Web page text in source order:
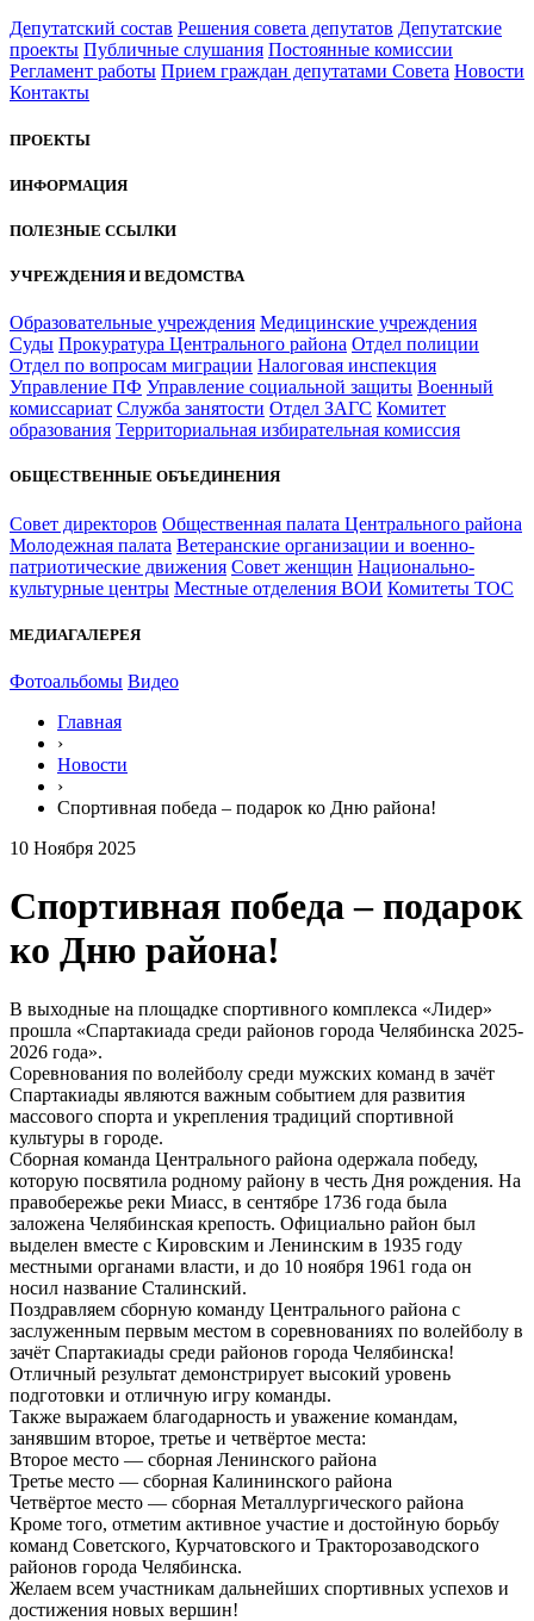
Депутатский состав Решения совета депутатов Депутатские
проекты Публичные слушания Постоянные комиссии
Регламент работы Прием граждан депутатами Совета Новости
Контакты
ПРОЕКТЫ
ИНФОРМАЦИЯ
ПОЛЕЗНЫЕ ССЫЛКИ
УЧРЕЖДЕНИЯ И ВЕДОМСТВА
Образовательные учреждения Медицинские учреждения
Суды Прокуратура Центрального района Отдел полиции
Отдел по вопросам миграции Налоговая инспекция
Управление ПФ Управление социальной защиты Военный
комиссариат Служба занятости Отдел ЗАГС Комитет
образования Территориальная избирательная комиссия
ОБЩЕСТВЕННЫЕ ОБЪЕДИНЕНИЯ
Совет директоров Общественная палата Центрального района
Молодежная палата Ветеранские организации и военно-
патриотические движения Совет женщин Национально-
культурные центры Местные отделения ВОИ Комитеты ТОС
МЕДИАГАЛЕРЕЯ
Фотоальбомы Видео
Главная
›
Новости
›
Спортивная победа – подарок ко Дню района!
10 Ноября 2025
Спортивная победа – подарок
ко Дню района!
В выходные на площадке спортивного комплекса «Лидер»
прошла «Спартакиада среди районов города Челябинска 2025-
2026 года».
Соревнования по волейболу среди мужских команд в зачёт
Спартакиады являются важным событием для развития
массового спорта и укрепления традиций спортивной
культуры в городе.
Сборная команда Центрального района одержала победу,
которую посвятила родному району в честь Дня рождения. На
правобережье реки Миасс, в сентябре 1736 года была
заложена Челябинская крепость. Официально район был
выделен вместе с Кировским и Ленинским в 1935 году
местными органами власти, и до 10 ноября 1961 года он
носил название Сталинский.
Поздравляем сборную команду Центрального района с
заслуженным первым местом в соревнованиях по волейболу в
зачёт Спартакиады среди районов города Челябинска!
Отличный результат демонстрирует высокий уровень
подготовки и отличную игру команды.
Также выражаем благодарность и уважение командам,
занявшим второе, третье и четвёртое места:
Второе место — сборная Ленинского района
Третье место — сборная Калининского района
Четвёртое место — сборная Металлургического района
Кроме того, отметим активное участие и достойную борьбу
команд Советского, Курчатовского и Тракторозаводского
районов города Челябинска.
Желаем всем участникам дальнейших спортивных успехов и
достижения новых вершин!